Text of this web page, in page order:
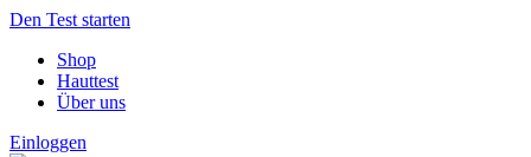
Den Test starten
Shop
Hauttest
Über uns
Einloggen